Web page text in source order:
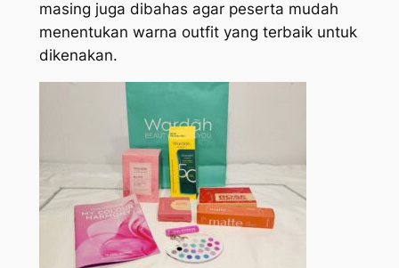
masing juga dibahas agar peserta mudah
menentukan warna outfit yang terbaik untuk
dikenakan.